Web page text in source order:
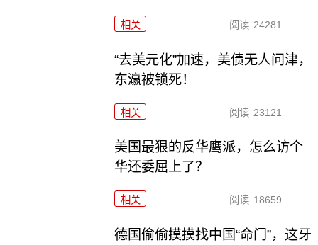
相关 阅读 24281
“去美元化”加速，美债无人问津，
东瀛被锁死！
相关 阅读 23121
美国最狠的反华鹰派，怎么访个
华还委屈上了？
相关 阅读 18659
德国偷偷摸摸找中国“命门”，这牙